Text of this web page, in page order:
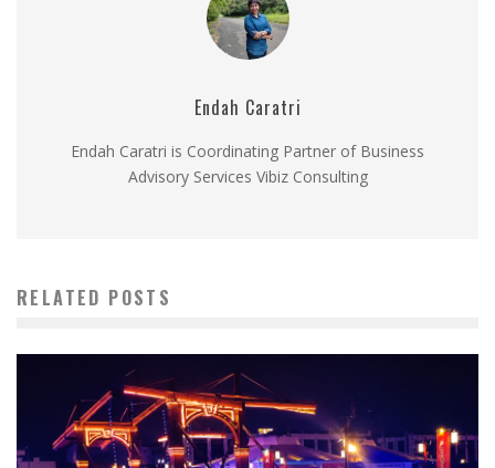
Endah Caratri
Endah Caratri is Coordinating Partner of Business
Advisory Services Vibiz Consulting
RELATED POSTS